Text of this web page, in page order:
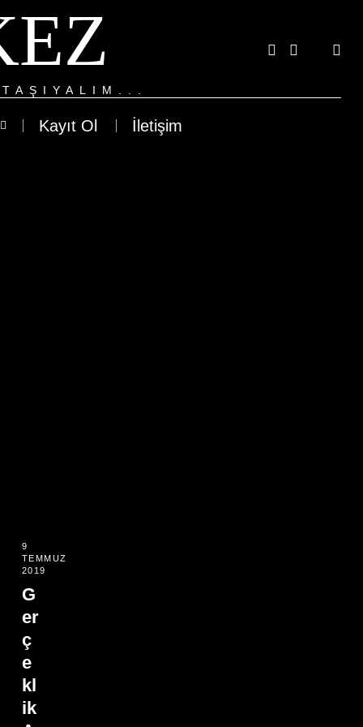
Kayıt Ol İletişim
9
TEMMUZ
2019
G
er
ç
e
kl
ik